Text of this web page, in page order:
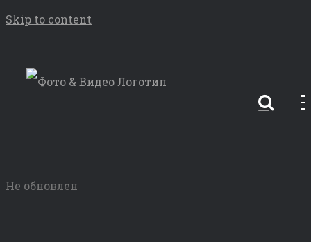
Skip to content
Не обновлен